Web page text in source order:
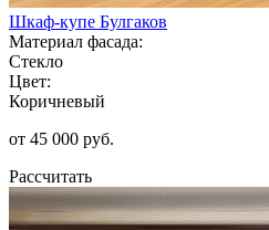
Шкаф-купе Булгаков
Материал фасада:
Стекло
Цвет:
Коричневый
от 45 000 руб.
Рассчитать